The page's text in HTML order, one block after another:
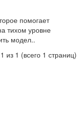
помогает
тихом уровне
модел..
из 1 (всего 1 страниц)